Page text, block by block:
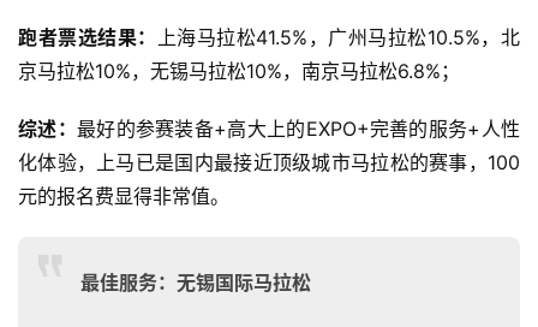
跑者票选结果： 上海马拉松41.5%，广州马拉松10.5%，北
京马拉松10%，无锡马拉松10%，南京马拉松6.8%；
综述： 最好的参赛装备+高大上的EXPO+完善的服务+人性
化体验，上马已是国内最接近顶级城市马拉松的赛事，100
元的报名费显得非常值。
最佳服务：无锡国际马拉松